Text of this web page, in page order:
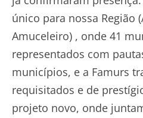
único para nossa Região
Amuceleiro) , onde 41
representados com
municípios, e a Famurs
requisitados e de
projeto novo, onde